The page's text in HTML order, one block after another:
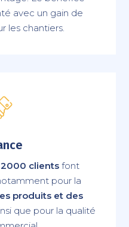
avec un gain de
les chantiers.
2000 clientsfont
pour la
produits et des
que pour la qualité